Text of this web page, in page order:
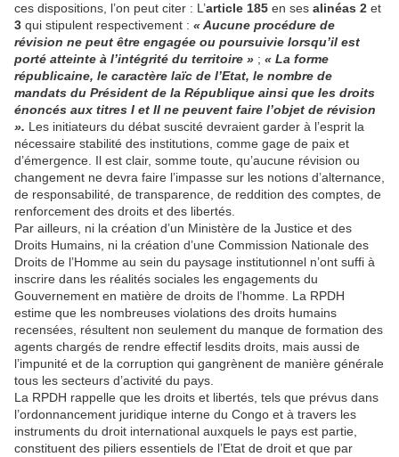
ces dispositions, l’on peut citer : L’article 185 en ses alinéas 2 et
3 qui stipulent respectivement : « Aucune procédure de
révision ne peut être engagée ou poursuivie lorsqu’il est
porté atteinte à l’intégrité du territoire » ; « La forme
républicaine, le caractère laïc de l’Etat, le nombre de
mandats du Président de la République ainsi que les droits
énoncés aux titres I et II ne peuvent faire l’objet de révision
». Les initiateurs du débat suscité devraient garder à l’esprit la
nécessaire stabilité des institutions, comme gage de paix et
d’émergence. Il est clair, somme toute, qu’aucune révision ou
changement ne devra faire l’impasse sur les notions d’alternance,
de responsabilité, de transparence, de reddition des comptes, de
renforcement des droits et des libertés.
Par ailleurs, ni la création d’un Ministère de la Justice et des
Droits Humains, ni la création d’une Commission Nationale des
Droits de l’Homme au sein du paysage institutionnel n’ont suffi à
inscrire dans les réalités sociales les engagements du
Gouvernement en matière de droits de l’homme. La RPDH
estime que les nombreuses violations des droits humains
recensées, résultent non seulement du manque de formation des
agents chargés de rendre effectif lesdits droits, mais aussi de
l’impunité et de la corruption qui gangrènent de manière générale
tous les secteurs d’activité du pays.
La RPDH rappelle que les droits et libertés, tels que prévus dans
l’ordonnancement juridique interne du Congo et à travers les
instruments du droit international auxquels le pays est partie,
constituent des piliers essentiels de l’Etat de droit et que par